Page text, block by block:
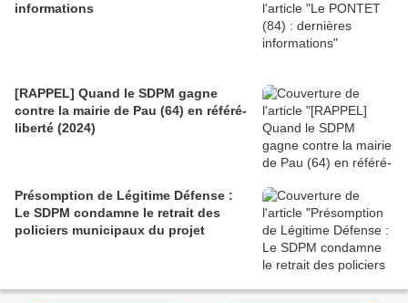
informations
[RAPPEL] Quand le SDPM gagne
contre la mairie de Pau (64) en référé-
liberté (2024)
Présomption de Légitime Défense :
Le SDPM condamne le retrait des
policiers municipaux du projet